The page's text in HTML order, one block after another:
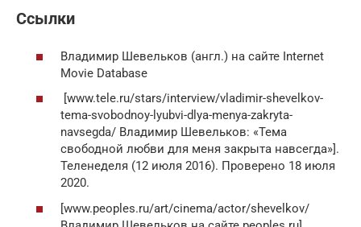
Ссылки
Владимир Шевельков (англ.) на сайте Internet
Movie Database
[www.tele.ru/stars/interview/vladimir-shevelkov-
tema-svobodnoy-lyubvi-dlya-menya-zakryta-
navsegda/ Владимир Шевельков: «Тема
свободной любви для меня закрыта навсегда»].
Теленеделя (12 июля 2016). Проверено 18 июля
2020.
[www.peoples.ru/art/cinema/actor/shevelkov/